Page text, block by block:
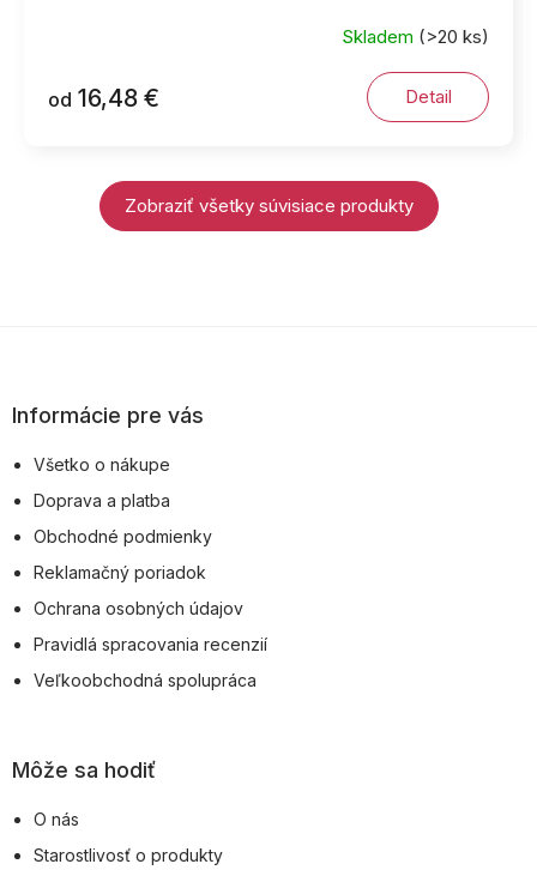
Skladem (>20 ks)
od 16,48 € Detail
Zobraziť všetky súvisiace produkty
pInformácie pre vás
Všetko o nákupe
Doprava a platba
Obchodné podmienky
Reklamačný poriadok
Ochrana osobných údajov
Pravidlá spracovania recenzií
Veľkoobchodná spolupráca
Môže sa hodiť
O nás
Starostlivosť o produkty